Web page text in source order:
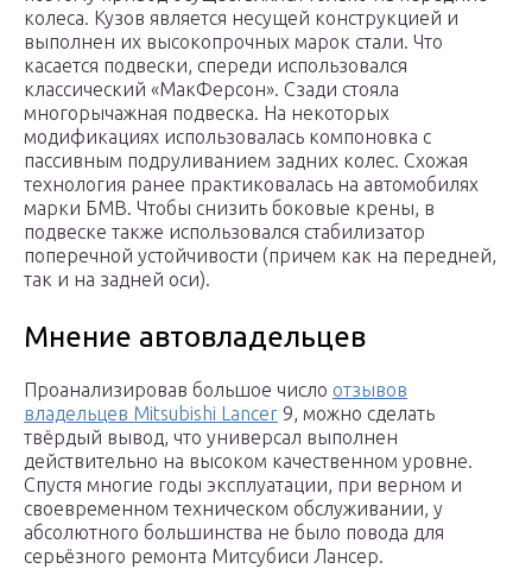
колеса. Кузов является несущей конструкцией и
выполнен их высокопрочных марок стали. Что
касается подвески, спереди использовался
классический «МакФерсон». Сзади стояла
многорычажная подвеска. На некоторых
модификациях использовалась компоновка с
пассивным подруливанием задних колес. Схожая
технология ранее практиковалась на автомобилях
марки БМВ. Чтобы снизить боковые крены, в
подвеске также использовался стабилизатор
поперечной устойчивости (причем как на передней,
так и на задней оси).
Мнение автовладельцев
Проанализировав большое число отзывов
владельцев Mitsubishi Lancer 9, можно сделать
твёрдый вывод, что универсал выполнен
действительно на высоком качественном уровне.
Спустя многие годы эксплуатации, при верном и
своевременном техническом обслуживании, у
абсолютного большинства не было повода для
серьёзного ремонта Митсубиси Лансер.